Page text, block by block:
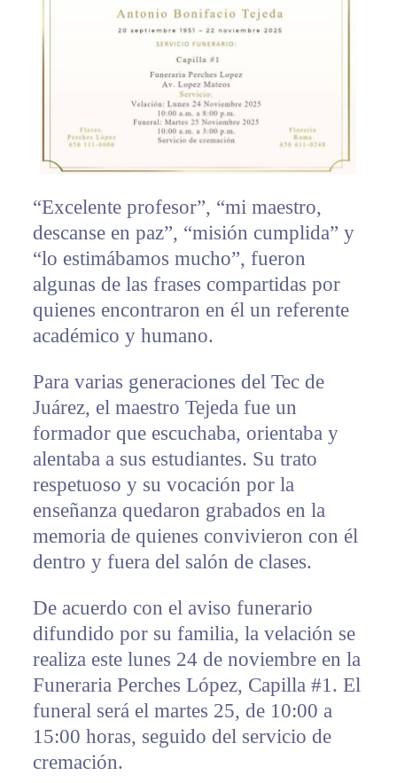
“Excelente profesor”, “mi maestro,
descanse en paz”, “misión cumplida” y
“lo estimábamos mucho”, fueron
algunas de las frases compartidas por
quienes encontraron en él un referente
académico y humano.
Para varias generaciones del Tec de
Juárez, el maestro Tejeda fue un
formador que escuchaba, orientaba y
alentaba a sus estudiantes. Su trato
respetuoso y su vocación por la
enseñanza quedaron grabados en la
memoria de quienes convivieron con él
dentro y fuera del salón de clases.
De acuerdo con el aviso funerario
difundido por su familia, la velación se
realiza este lunes 24 de noviembre en la
Funeraria Perches López, Capilla #1. El
funeral será el martes 25, de 10:00 a
15:00 horas, seguido del servicio de
cremación.